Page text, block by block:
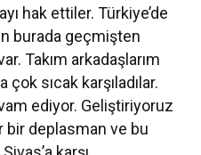
hak ettiler. Türkiye’de
burada geçmişten
Takım arkadaşlarım
sıcak karşıladılar.
ediyor. Geliştiriyoruz
bir deplasman ve bu